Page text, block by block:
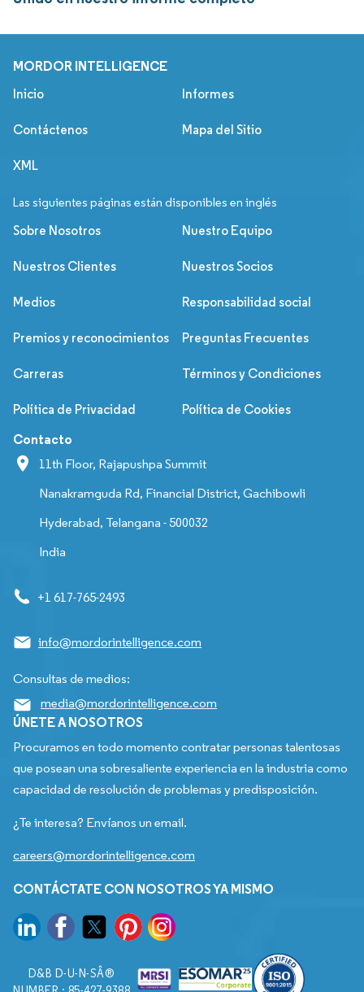
MORDOR INTELLIGENCE
Inicio Informes
Contáctenos Mapa del Sitio
XML
Las siguientes páginas están disponibles en inglés
Sobre Nosotros Nuestro Equipo
Nuestros Clientes Nuestros Socios
Medios Responsabilidad social
Premios y reconocimientos Preguntas Frecuentes
Carreras Términos y Condiciones
Política de Privacidad Política de Cookies
Contacto
11th Floor, Rajapushpa Summit
Nanakramguda Rd, Financial District, Gachibowli
Hyderabad, Telangana - 500032
India
+1 617-765-2493
info@mordorintelligence.com
Consultas de medios:
media@mordorintelligence.com
ÚNETE A NOSOTROS
Procuramos en todo momento contratar personas talentosas
que posean una sobresaliente experiencia en la industria como
capacidad de resolución de problemas y predisposición.
¿Te interesa? Envíanos un email.
careers@mordorintelligence.com
CONTÁCTATE CON NOSOTROS YA MISMO
D&B D-U-N-SÂ®